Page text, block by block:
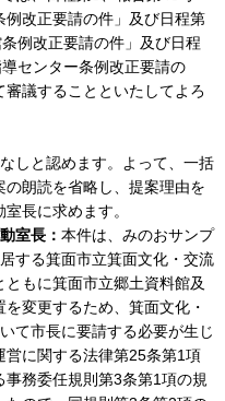
例改正要請の件」及び日程第
例改正要請の件」及び日程
センター条例改正要請の
議することといたしてよろ
しと認めます。よって、一括
の朗読を省略し、提案理由を
長に求めます。
室長： 本件は、みのおサンプ
する箕面市立箕面文化・交流
もに箕面市立郷土資料館及
変更するため、箕面文化・
て市長に要請する必要が生じ
営に関する法律第25条第1項
務委任規則第3条第1項の規